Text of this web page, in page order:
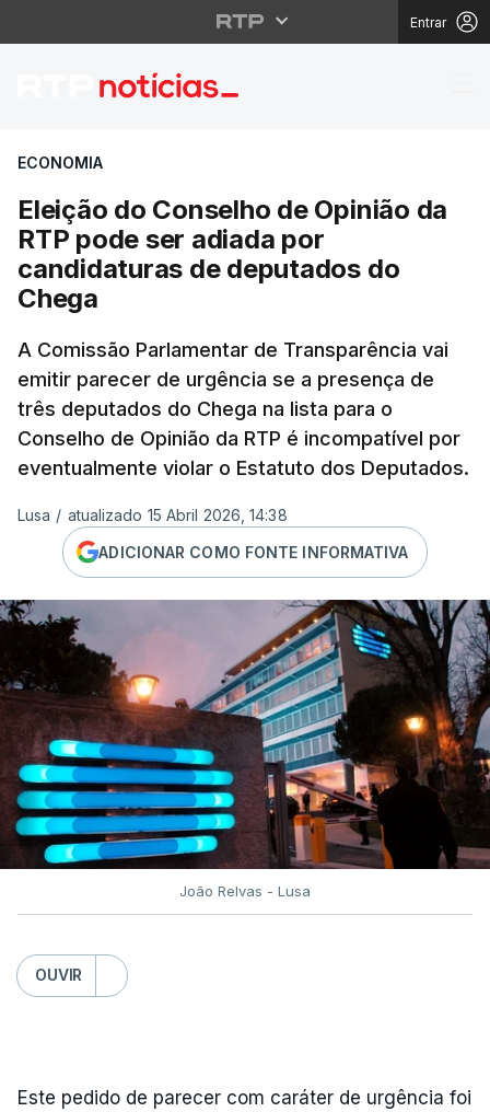
Entrar
Eleição do Conselho
ECONOMIA
Eleição do Conselho de Opinião da
RTP pode ser adiada por
candidaturas de deputados do
Chega
A Comissão Parlamentar de Transparência vai
emitir parecer de urgência se a presença de
três deputados do Chega na lista para o
Conselho de Opinião da RTP é incompatível por
eventualmente violar o Estatuto dos Deputados.
Lusa / atualizado 15 Abril 2026, 14:38
ADICIONAR COMO FONTE INFORMATIVA
João Relvas - Lusa
OUVIR
Este pedido de parecer com caráter de urgência foi